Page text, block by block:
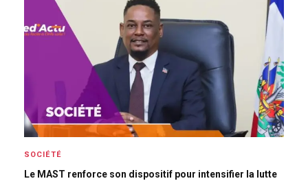
SOCIÉTÉ
Le MAST renforce son dispositif pour intensifier la lutte